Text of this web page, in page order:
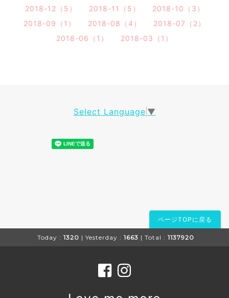
2018-12（5）
2018-11（5）
2018-10（3）
2018-09（1）
2018-08（4）
2018-07（2）
2018-06（1）
2018-03（1）
Select Language ▼
ページTOPに戻る
Today : 1320 | Yesterday : 1663 | Total : 1137920